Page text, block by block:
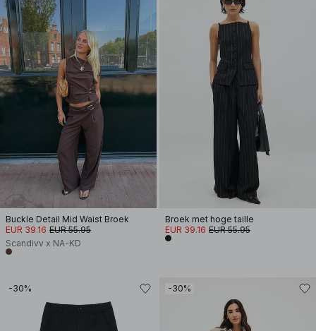
Buckle Detail Mid Waist Broek
EUR 39.16 EUR 55.95
Scandivv x NA-KD
Broek met hoge taille
EUR 39.16 EUR 55.95
-30% -30%